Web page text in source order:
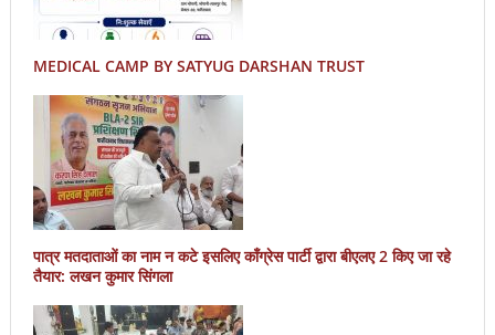
MEDICAL CAMP BY SATYUG DARSHAN TRUST
पात्र मतदाताओं का नाम न कटे इसलिए काँग्रेस पार्टी द्वारा बीएलए 2 किए जा रहे
तैयार: लखन कुमार सिंगला